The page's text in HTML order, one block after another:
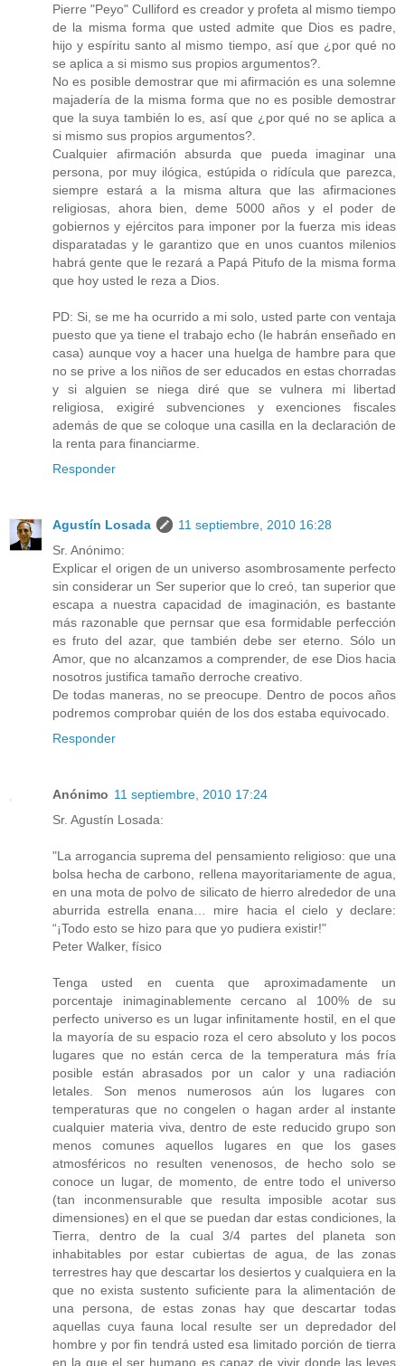
Pierre "Peyo" Culliford es creador y profeta al mismo tiempo
de la misma forma que usted admite que Dios es padre,
hijo y espíritu santo al mismo tiempo, así que ¿por qué no
se aplica a si mismo sus propios argumentos?.
No es posible demostrar que mi afirmación es una solemne
majadería de la misma forma que no es posible demostrar
que la suya también lo es, así que ¿por qué no se aplica a
si mismo sus propios argumentos?.
Cualquier afirmación absurda que pueda imaginar una
persona, por muy ilógica, estúpida o ridícula que parezca,
siempre estará a la misma altura que las afirmaciones
religiosas, ahora bien, deme 5000 años y el poder de
gobiernos y ejércitos para imponer por la fuerza mis ideas
disparatadas y le garantizo que en unos cuantos milenios
habrá gente que le rezará a Papá Pitufo de la misma forma
que hoy usted le reza a Dios.
PD: Si, se me ha ocurrido a mi solo, usted parte con ventaja
puesto que ya tiene el trabajo echo (le habrán enseñado en
casa) aunque voy a hacer una huelga de hambre para que
no se prive a los niños de ser educados en estas chorradas
y si alguien se niega diré que se vulnera mi libertad
religiosa, exigiré subvenciones y exenciones fiscales
además de que se coloque una casilla en la declaración de
la renta para financiarme.
Responder
Agustín Losada
11 septiembre, 2010 16:28
Sr. Anónimo:
Explicar el origen de un universo asombrosamente perfecto
sin considerar un Ser superior que lo creó, tan superior que
escapa a nuestra capacidad de imaginación, es bastante
más razonable que pernsar que esa formidable perfección
es fruto del azar, que también debe ser eterno. Sólo un
Amor, que no alcanzamos a comprender, de ese Dios hacia
nosotros justifica tamaño derroche creativo.
De todas maneras, no se preocupe. Dentro de pocos años
podremos comprobar quién de los dos estaba equivocado.
Responder
Anónimo 11 septiembre, 2010 17:24
Sr. Agustín Losada:
"La arrogancia suprema del pensamiento religioso: que una
bolsa hecha de carbono, rellena mayoritariamente de agua,
en una mota de polvo de silicato de hierro alrededor de una
aburrida estrella enana… mire hacia el cielo y declare:
“¡Todo esto se hizo para que yo pudiera existir!"
Peter Walker, físico
Tenga usted en cuenta que aproximadamente un
porcentaje inimaginablemente cercano al 100% de su
perfecto universo es un lugar infinitamente hostil, en el que
la mayoría de su espacio roza el cero absoluto y los pocos
lugares que no están cerca de la temperatura más fría
posible están abrasados por un calor y una radiación
letales. Son menos numerosos aún los lugares con
temperaturas que no congelen o hagan arder al instante
cualquier materia viva, dentro de este reducido grupo son
menos comunes aquellos lugares en que los gases
atmosféricos no resulten venenosos, de hecho solo se
conoce un lugar, de momento, de entre todo el universo
(tan inconmensurable que resulta imposible acotar sus
dimensiones) en el que se puedan dar estas condiciones, la
Tierra, dentro de la cual 3/4 partes del planeta son
inhabitables por estar cubiertas de agua, de las zonas
terrestres hay que descartar los desiertos y cualquiera en la
que no exista sustento suficiente para la alimentación de
una persona, de estas zonas hay que descartar todas
aquellas cuya fauna local resulte ser un depredador del
hombre y por fin tendrá usted esa limitado porción de tierra
en la que el ser humano es capaz de vivir donde las leyes